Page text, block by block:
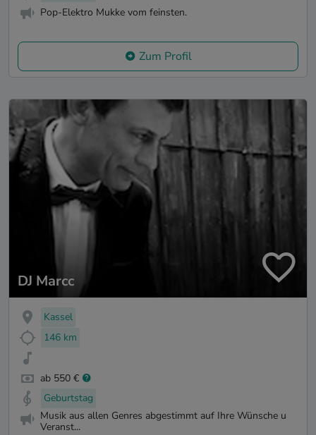
Pop-Elektro Mukke vom feinsten.
Zum Profil
DJ Marcc
Kassel
146 km
ab 550 €
Geburtstag
Musik aus allen Genres abgestimmt auf Ihre Wünsche u
Veranst...